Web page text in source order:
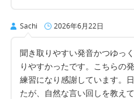
Sachi 2026年6月22日
聞き取りやすい発音かつゆっ
りやすかったです。こちらの
練習になり感謝しています。
たが、自然な言い回しを教え